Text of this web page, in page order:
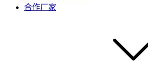
合作厂家